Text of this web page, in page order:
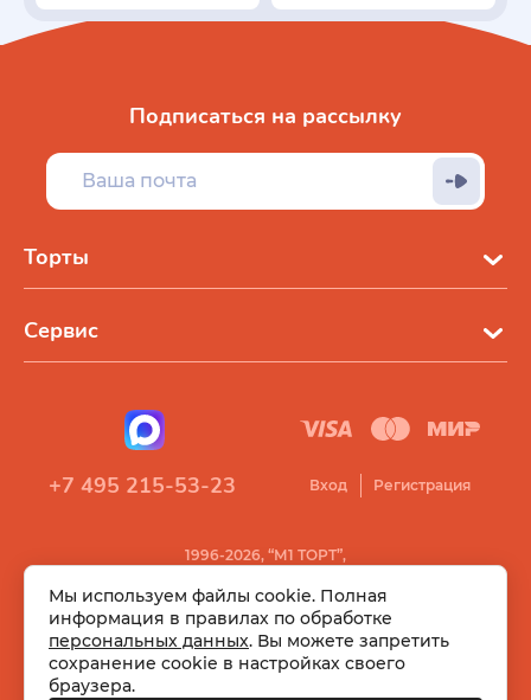
Торты
Сервис
Подписаться на рассылку
1996-2026, “М1 ТОРТ”,
+7 495 215-53-23 Вход Регистрация
Мы используем файлы cookie. Полная
информация в правилах по обработке
персональных данных. Вы можете запретить
сохранение cookie в настройках своего
браузера.